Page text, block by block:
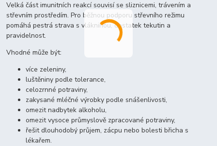
Velká část imunitních reakcí souvisí se sliznicemi, trávením a
střevním prostředím. Pro běžnou podporu střevního režimu
pomáhá pestrá strava s vlákninou, dostatek tekutin a
pravidelnost.
Vhodné může být:
více zeleniny,
luštěniny podle tolerance,
celozrnné potraviny,
zakysané mléčné výrobky podle snášenlivosti,
omezit nadbytek alkoholu,
omezit vysoce průmyslově zpracované potraviny,
řešit dlouhodobý průjem, zácpu nebo bolesti břicha s
lékařem.